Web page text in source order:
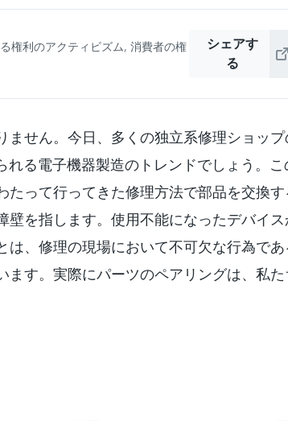
権利のアクティビズム, 消費者の権
シェアす
る
せん。今日、多くの独立系修理ショッ
れる電子機器製造のトレンドでしょう。こ
って行ってきた修理方法で部品を交換す
壁を指します。使用不能になったデバイ
、修理の現場において不可欠な行為であ
す。実際にパーツのペアリングは、私た